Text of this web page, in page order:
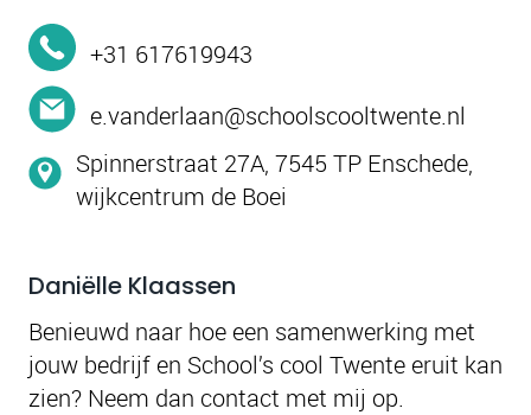
+31 617619943
e.vanderlaan@schoolscooltwente.nl
Spinnerstraat 27A, 7545 TP Enschede,
wijkcentrum de Boei
Daniëlle Klaassen
Benieuwd naar hoe een samenwerking met
jouw bedrijf en School’s cool Twente eruit kan
zien? Neem dan contact met mij op.